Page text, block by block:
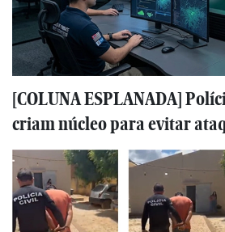
[COLUNA ESPLANADA]
criam núcleo para evitar